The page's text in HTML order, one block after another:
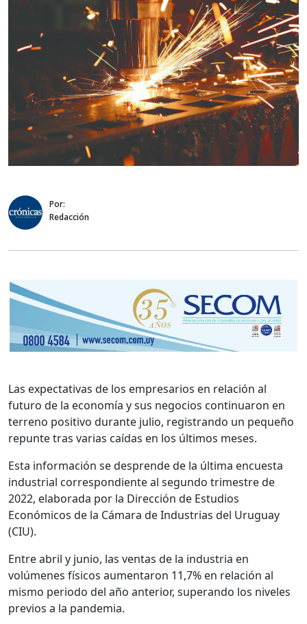
Por:
Redacción
Las expectativas de los empresarios en relación al
futuro de la economía y sus negocios continuaron en
terreno positivo durante julio, registrando un pequeño
repunte tras varias caídas en los últimos meses.
Esta información se desprende de la última encuesta
industrial correspondiente al segundo trimestre de
2022, elaborada por la Dirección de Estudios
Económicos de la Cámara de Industrias del Uruguay
(CIU).
Entre abril y junio, las ventas de la industria en
volúmenes físicos aumentaron 11,7% en relación al
mismo periodo del año anterior, superando los niveles
previos a la pandemia.